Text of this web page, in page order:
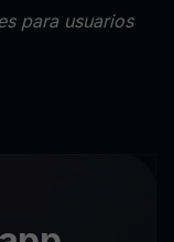
para usuarios